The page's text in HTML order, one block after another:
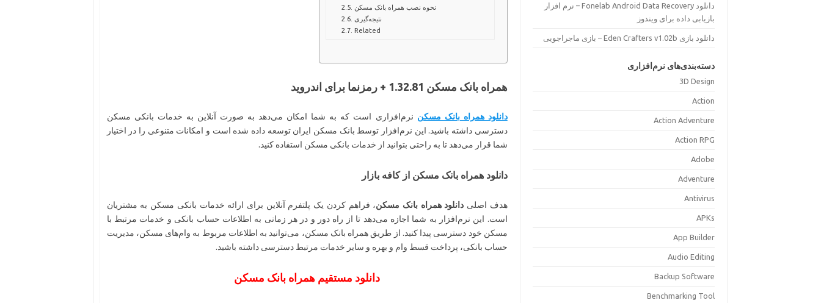
نحوه نصب همراه بانک مسکن
نتیجه‌گیری
Related
همراه بانک مسکن 1.32.81 + رمزنما برای اندروید
دانلود همراه بانک مسکن نرم‌افزاری است که به شما امکان می‌دهد به صورت آنلاین به خدمات بانکی مسکن
دسترسی داشته باشید. این نرم‌افزار توسط بانک مسکن ایران توسعه داده شده است و امکانات متنوعی را در اختیار
شما قرار می‌دهد تا به راحتی بتوانید از خدمات بانکی مسکن استفاده کنید.
دانلود همراه بانک مسکن از کافه بازار
هدف اصلی دانلود همراه بانک مسکن، فراهم کردن یک پلتفرم آنلاین برای ارائه خدمات بانکی مسکن به مشتریان
است. این نرم‌افزار به شما اجازه می‌دهد تا از راه دور و در هر زمانی به اطلاعات حساب بانکی و خدمات مرتبط با
مسکن خود دسترسی پیدا کنید. از طریق همراه بانک مسکن، می‌توانید به اطلاعات مربوط به وام‌های مسکن، مدیریت
حساب بانکی، پرداخت قسط وام و بهره و سایر خدمات مرتبط دسترسی داشته باشید.
دانلود مستقیم همراه بانک مسکن
دانلود Fonelab Android Data Recovery – نرم افزار
بازیابی داده برای ویندوز
دانلود بازی Eden Crafters v1.02b – بازی ماجراجویی
دسته‌بندی‌های نرم‌افزاری
3D Design
Action
Action Adventure
Action RPG
Adobe
Adventure
Antivirus
APKs
App Builder
Audio Editing
Backup Software
Benchmarking Tool